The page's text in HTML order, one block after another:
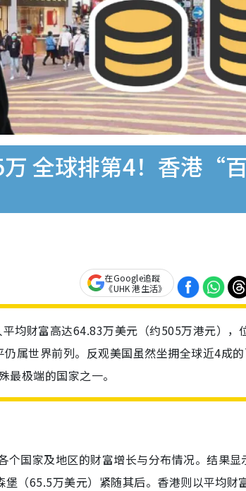
全球排第4！香港“
在Google追蹤
《UHK 港生活》
均财富高达64.83万美元（约505万港元），
属世界前列。反观美国虽然坐拥全球近4成
极端的国家之一。
个国家及地区的财富增长与分布情况。结果显
（65.5万美元）紧随其后。香港则以平均财